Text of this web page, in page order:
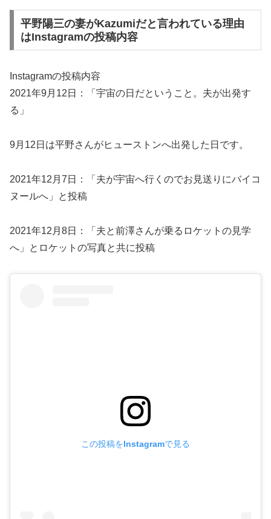
平野陽三の妻がKazumiだと言われている理由
はInstagramの投稿内容
Instagramの投稿内容
2021年9月12日：「宇宙の日だということ。夫が出発す
る」
9月12日は平野さんがヒューストンへ出発した日です。
2021年12月7日：「夫が宇宙へ行くのでお見送りにバイコ
ヌールへ」と投稿
2021年12月8日：「夫と前澤さんが乗るロケットの見学
へ」とロケットの写真と共に投稿
この投稿をInstagramで見る